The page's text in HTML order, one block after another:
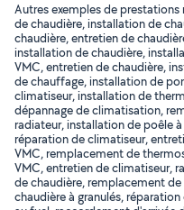
Autres exemples de
de chaudière, installation de
chaudière, entretien de
installation de chaudière,
VMC, entretien de chaudière,
de chauffage, installation de
climatiseur, installation de
dépannage de climatisation,
radiateur, installation de poêle
réparation de climatiseur,
VMC, remplacement de
VMC, entretien de climatiseur,
de chaudière, remplacement
chaudière à granulés,